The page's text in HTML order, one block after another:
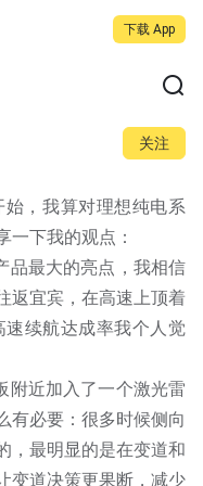
下载 App
关注
，我算对理想纯电系
一下我的观点：
品最大的亮点，我相信
返宜宾，在高速上顶着
续航达成率我个人觉
附近加入了一个激光雷
有必要：很多时候侧向
，最明显的是在变道和
变道决策更果断，减少